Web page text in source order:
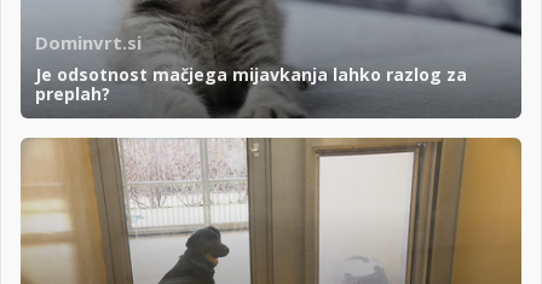
Dominvrt.si
Je odsotnost mačjega mijavkanja lahko razlog za
preplah?